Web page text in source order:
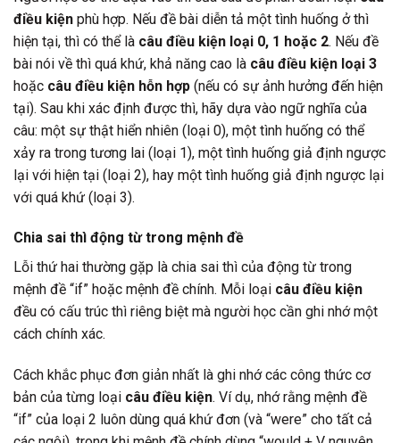
điều kiện phù hợp. Nếu đề bài diễn tả một tình huống ở thì
hiện tại, thì có thể là câu điều kiện loại 0, 1 hoặc 2. Nếu đề
bài nói về thì quá khứ, khả năng cao là câu điều kiện loại 3
hoặc câu điều kiện hỗn hợp (nếu có sự ảnh hưởng đến hiện
tại). Sau khi xác định được thì, hãy dựa vào ngữ nghĩa của
câu: một sự thật hiển nhiên (loại 0), một tình huống có thể
xảy ra trong tương lai (loại 1), một tình huống giả định ngược
lại với hiện tại (loại 2), hay một tình huống giả định ngược lại
với quá khứ (loại 3).
Chia sai thì động từ trong mệnh đề
Lỗi thứ hai thường gặp là chia sai thì của động từ trong
mệnh đề “if” hoặc mệnh đề chính. Mỗi loại câu điều kiện
đều có cấu trúc thì riêng biệt mà người học cần ghi nhớ một
cách chính xác.
Cách khắc phục đơn giản nhất là ghi nhớ các công thức cơ
bản của từng loại câu điều kiện. Ví dụ, nhớ rằng mệnh đề
“if” của loại 2 luôn dùng quá khứ đơn (và “were” cho tất cả